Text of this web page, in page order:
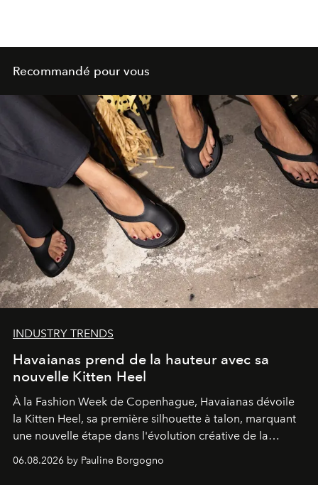
Recommandé pour vous
INDUSTRY TRENDS
Havaianas prend de la hauteur avec sa
nouvelle Kitten Heel
À la Fashion Week de Copenhague, Havaianas dévoile
la Kitten Heel, sa première silhouette à talon, marquant
une nouvelle étape dans l'évolution créative de la
06.08.2026 by Pauline Borgogno